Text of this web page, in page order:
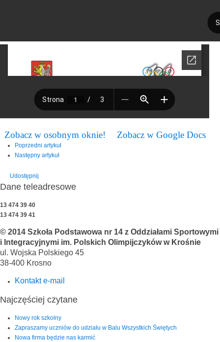
Zobacz w osobnym oknie! Zobacz w Google Docs
Poprzedni artykuł
Następny artykuł
Udostępnij
Dane teleadresowe
13 474 39 40
13 474 39 41
© 2014 Szkoła Podstawowa nr 14 z Oddziałami Sportowymi
i Integracyjnymi im. Polskich Olimpijczyków w Krośnie
ul. Wojska Polskiego 45
38-400 Krosno
Kontakt e-mail
Najczęściej czytane
Nowy rok szkolny
Zapraszamy uczniów do udziału w Balu Wszystkich Świętych
Nowa firma będzie nas karmić